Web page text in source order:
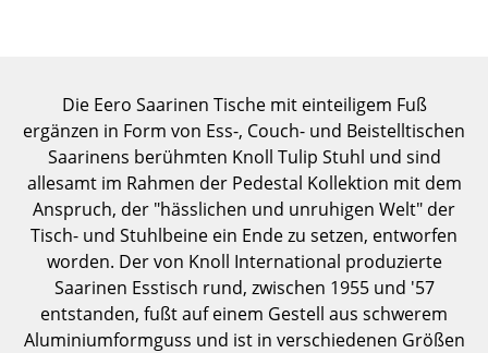
Bücherregale
Wandregale
Sideboards & Kommoden
TV Möbel
Beistell- & Rollcontainer
Barmöbel
Die Eero Saarinen Tische mit einteiligem Fuß
ergänzen in Form von Ess-, Couch- und Beistelltischen
Saarinens berühmten Knoll Tulip Stuhl und sind
allesamt im Rahmen der Pedestal Kollektion mit dem
Anspruch, der "hässlichen und unruhigen Welt" der
Tisch- und Stuhlbeine ein Ende zu setzen, entworfen
worden. Der von Knoll International produzierte
Saarinen Esstisch rund, zwischen 1955 und '57
entstanden, fußt auf einem Gestell aus schwerem
Aluminiumformguss und ist in verschiedenen Größen